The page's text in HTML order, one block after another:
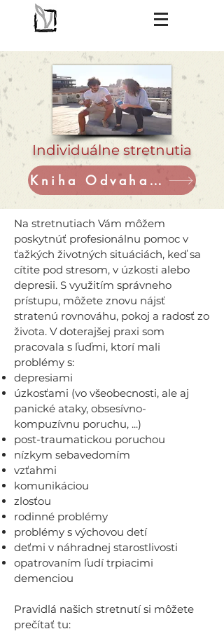
Individuálne stretnutia
Kniha Odvaha k súcitu
Na stretnutiach Vám môžem
poskytnúť profesionálnu pomoc v
ťažkých životných situáciách, keď sa
cítite pod stresom, v úzkosti alebo
depresii. S využitím správneho
prístupu, môžete znovu nájsť
stratenú rovnováhu, pokoj a radosť zo
života. V doterajšej praxi som
pracovala s ľuďmi, ktorí mali
problémy s:
depresiami
úzkosťami (vo všeobecnosti, ale aj
panické ataky, obsesívno-
kompuzívnu poruchu, ...)
post-traumatickou poruchou
nízkym sebavedomím
vzťahmi
komunikáciou
zlosťou
rodinné problémy
problémy s výchovou detí
deťmi v náhradnej starostlivosti
opatrovaním ľudí trpiacimi
demenciou
Pravidlá našich stretnutí si môžete
prečítať tu: